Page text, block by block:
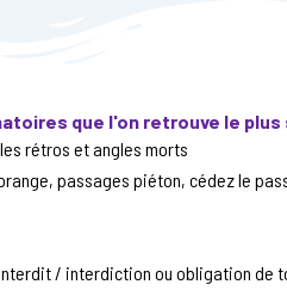
que l'on retrouve le plus
rétros et angles morts
passages piéton, cédez le
/ interdiction ou obligation de